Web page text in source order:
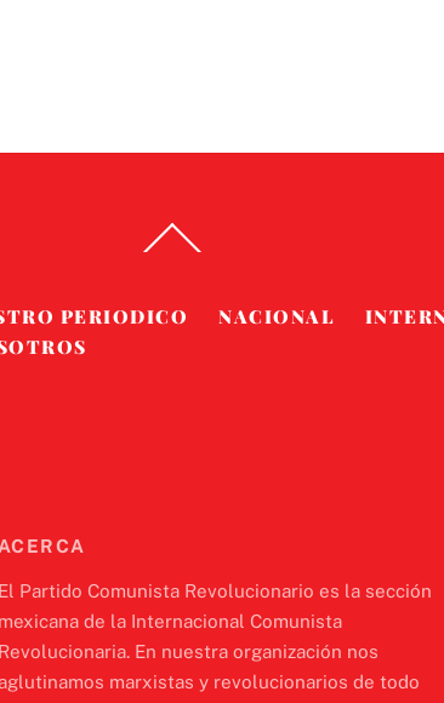
To
PERIODICO NACIONAL
ACERCA
El Partido Comunista Revolucionario es la sección
mexicana de la Internacional Comunista
Revolucionaria. En nuestra organización nos
aglutinamos marxistas y revolucionarios de todo